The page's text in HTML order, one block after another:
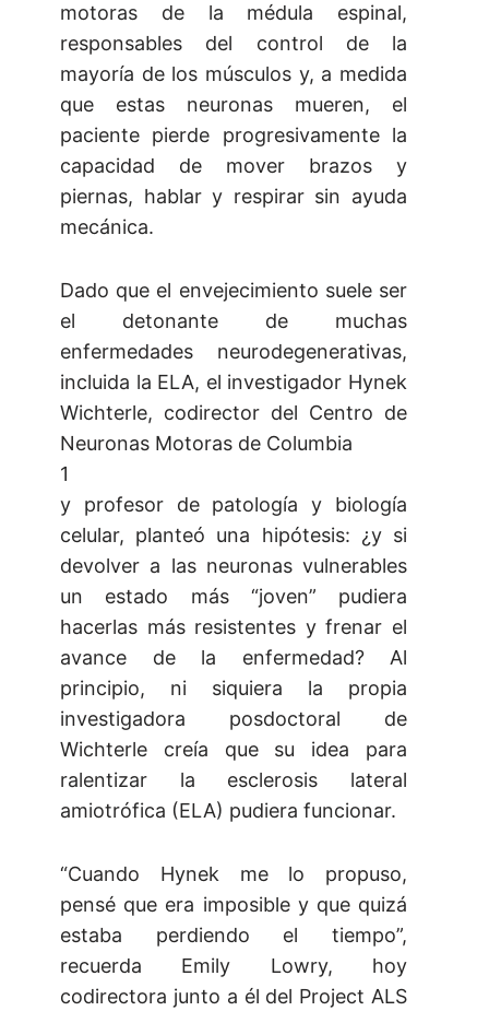
motoras de la médula espinal,
responsables del control de la
mayoría de los músculos y, a medida
que estas neuronas mueren, el
paciente pierde progresivamente la
capacidad de mover brazos y
piernas, hablar y respirar sin ayuda
mecánica.
Dado que el envejecimiento suele ser
el detonante de muchas
enfermedades neurodegenerativas,
incluida la ELA, el investigador Hynek
Wichterle, codirector del Centro de
Neuronas Motoras de Columbia
1
y profesor de patología y biología
celular, planteó una hipótesis: ¿y si
devolver a las neuronas vulnerables
un estado más “joven” pudiera
hacerlas más resistentes y frenar el
avance de la enfermedad? Al
principio, ni siquiera la propia
investigadora posdoctoral de
Wichterle creía que su idea para
ralentizar la esclerosis lateral
amiotrófica (ELA) pudiera funcionar.
“Cuando Hynek me lo propuso,
pensé que era imposible y que quizá
estaba perdiendo el tiempo”,
recuerda Emily Lowry, hoy
codirectora junto a él del Project ALS